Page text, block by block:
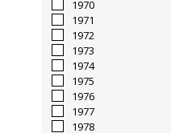
1970
1971
1972
1973
1974
1975
1976
1977
1978